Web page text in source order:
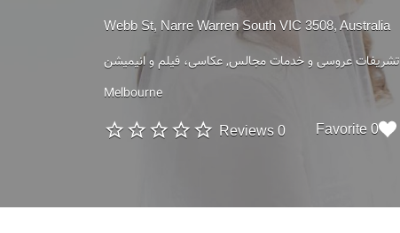
Webb St, Narre Warren South VIC 3508, Australia
تشریفات عروسی و خدمات مجالس عکاسی، فیلم و انیمیشن
Melbourne
0 Reviews 0 Favorite